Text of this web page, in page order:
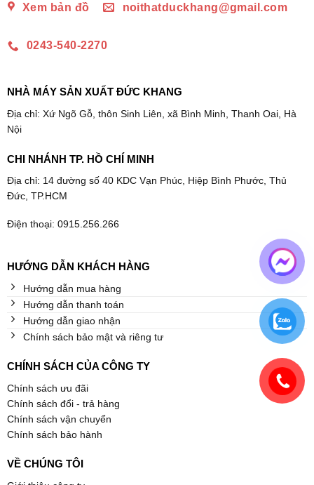
Xem bản đồ
noithatduckhang@gmail.com
0243-540-2270
NHÀ MÁY SẢN XUẤT ĐỨC KHANG
Địa chỉ: Xứ Ngõ Gỗ, thôn Sinh Liên, xã Bình Minh, Thanh Oai, Hà
Nội
CHI NHÁNH TP. HỒ CHÍ MINH
Địa chỉ: 14 đường số 40 KDC Vạn Phúc, Hiệp Bình Phước, Thủ
Đức, TP.HCM
Điện thoại: 0915.256.266
HƯỚNG DẪN KHÁCH HÀNG
Hướng dẫn mua hàng
Hướng dẫn thanh toán
Hướng dẫn giao nhận
Chính sách bảo mật và riêng tư
CHÍNH SÁCH CỦA CÔNG TY
Chính sách ưu đãi
Chính sách đổi - trả hàng
Chính sách vận chuyển
Chính sách bảo hành
VỀ CHÚNG TÔI